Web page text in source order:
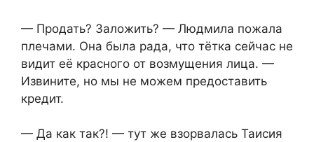
— Продать? Заложить? — Людмила пожала
плечами. Она была рада, что тётка сейчас не
видит её красного от возмущения лица. —
Извините, но мы не можем предоставить
кредит.
— Да как так?! — тут же взорвалась Таисия